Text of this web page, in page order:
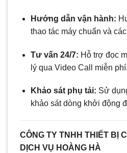
Hướng dẫn vận hành:
thao tác máy chuẩn và
Tư vấn 24/7: Hỗ trợ đọc
lý qua Video Call miễn phí.
Khảo sát phụ tải: Sử
khảo sát dòng khởi động
CÔNG TY TNHH THIẾT BỊ
DỊCH VỤ HOÀNG HÀ